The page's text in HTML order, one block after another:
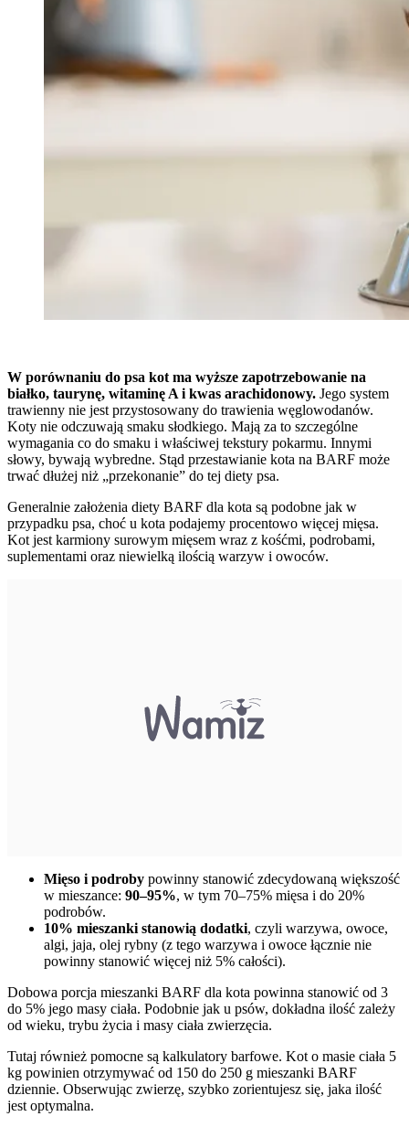
W porównaniu do psa kot ma wyższe zapotrzebowanie na
białko, taurynę, witaminę A i kwas arachidonowy. Jego system
trawienny nie jest przystosowany do trawienia węglowodanów.
Koty nie odczuwają smaku słodkiego. Mają za to szczególne
wymagania co do smaku i właściwej tekstury pokarmu. Innymi
słowy, bywają wybredne. Stąd przestawianie kota na BARF może
trwać dłużej niż „przekonanie” do tej diety psa.
Generalnie założenia diety BARF dla kota są podobne jak w
przypadku psa, choć u kota podajemy procentowo więcej mięsa.
Kot jest karmiony surowym mięsem wraz z kośćmi, podrobami,
suplementami oraz niewielką ilością warzyw i owoców.
Mięso i podroby powinny stanowić zdecydowaną większość
w mieszance: 90–95%, w tym 70–75% mięsa i do 20%
podrobów.
10% mieszanki stanowią dodatki, czyli warzywa, owoce,
algi, jaja, olej rybny (z tego warzywa i owoce łącznie nie
powinny stanowić więcej niż 5% całości).
Dobowa porcja mieszanki BARF dla kota powinna stanowić od 3
do 5% jego masy ciała. Podobnie jak u psów, dokładna ilość zależy
od wieku, trybu życia i masy ciała zwierzęcia.
Tutaj również pomocne są kalkulatory barfowe. Kot o masie ciała 5
kg powinien otrzymywać od 150 do 250 g mieszanki BARF
dziennie. Obserwując zwierzę, szybko zorientujesz się, jaka ilość
jest optymalna.